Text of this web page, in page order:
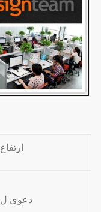
ارتفاع
دعوى ل